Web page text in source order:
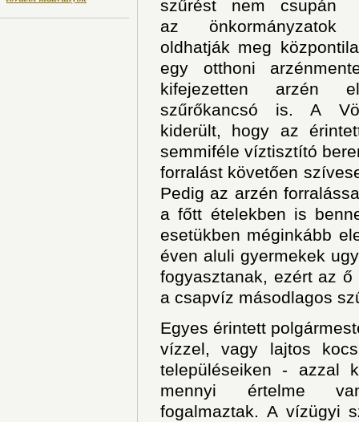
szűrést nem csupán
az önkormányzatok
oldhatják meg
egy otthoni
kifejezetten arzén
szűrőkancsó is. A
kiderült, hogy az
semmiféle víztisztító
forralást követően
Pedig az arzén
a főtt ételekben is
esetükben méginkább
éven aluli gyermekek
fogyasztanak, ezért az
a csapvíz másodlagos
Egyes érintett
vízzel, vagy lajtos
településeiken - azzal
mennyi értelme
fogalmaztak. A vízügyi